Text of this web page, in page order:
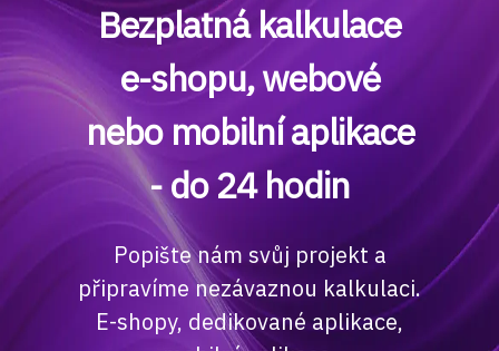
Bezplatná kalkulace
e-shopu, webové
nebo mobilní aplikace
- do 24 hodin
Popište nám svůj projekt a
připravíme nezávaznou kalkulaci.
E-shopy, dedikované aplikace,